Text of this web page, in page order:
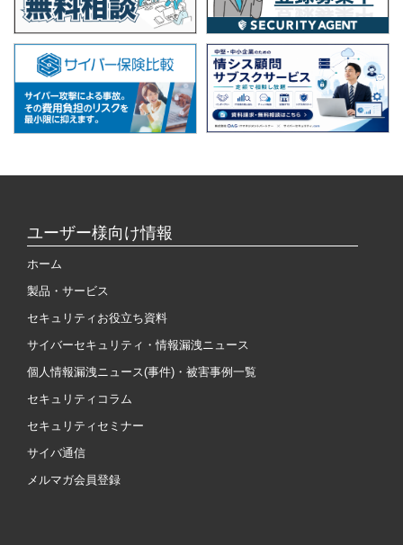
ユーザー様向け情報
ホーム
製品・サービス
セキュリティお役立ち資料
サイバーセキュリティ・情報漏洩ニュース
個人情報漏洩ニュース(事件)・被害事例一覧
セキュリティコラム
セキュリティセミナー
サイバ通信
メルマガ会員登録